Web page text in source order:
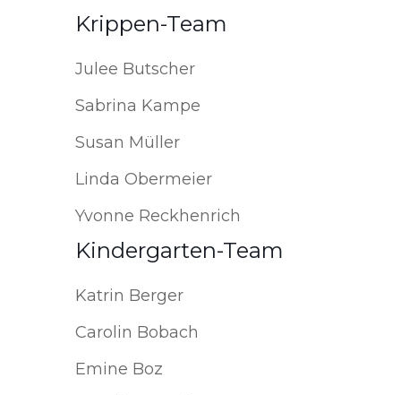
Krippen-Team
Julee Butscher
Sabrina Kampe
Susan Müller
Linda Obermeier
Yvonne Reckhenrich
Kindergarten-Team
Katrin Berger
Carolin Bobach
Emine Boz